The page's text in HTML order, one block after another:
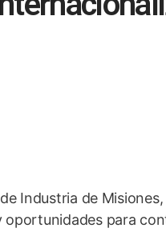
Industria de
oportunidades para